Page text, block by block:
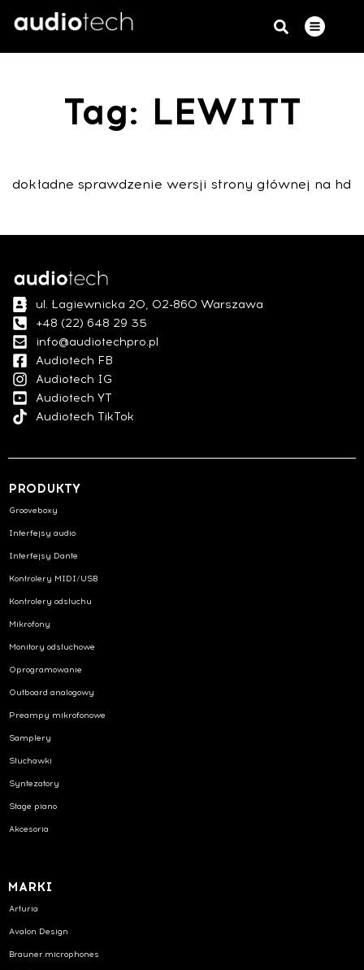
Tag: LEWITT
dokładne sprawdzenie wersji strony głównej na hd
ul. Łagiewnicka 20, 02-860 Warszawa
+48 (22) 648 29 35
info@audiotechpro.pl
Audiotech FB
Audiotech IG
Audiotech YT
Audiotech TikTok
PRODUKTY
Grooveboxy
Interfejsy audio
Interfejsy Dante
Kontrolery MIDI/USB
Kontrolery odsłuchu
Mikrofony
Monitory odsłuchowe
Oprogramowanie
Outboard analogowy
Preampy mikrofonowe
Samplery
Słuchawki
Syntezatory
Stage piano
Akcesoria
MARKI
Arturia
Avalon Design
Brauner.microphones